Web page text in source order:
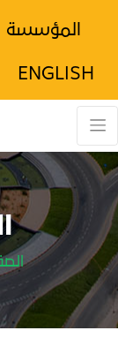
المؤسسة
ENGLISH